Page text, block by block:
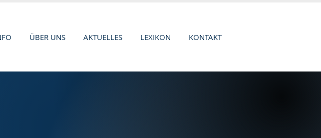
ÜBER UNS AKTUELLES LEXIKON KONTAKT